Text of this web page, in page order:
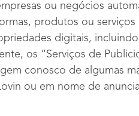
ou negócios
produtos ou
digitais,
os “Serviços de
conosco de algumas
ou em nome de